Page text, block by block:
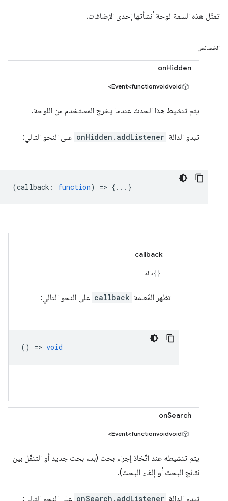
تمثّل هذه السمة لوحة أنشأتها إحدى الإضافات.
الخصائص
onHidden
Event<functionvoidvoid>
يتم تنشيط هذا الحدث عندما يخرج المستخدم من اللوحة.
تبدو الدالة onHidden.addListener على النحو التالي:
(callback : function) => {...}
callback
دالة
تظهر المَعلمة callback على النحو التالي:
() => void
onSearch
Event<functionvoidvoid>
يتم تنشيطه عند اتّخاذ إجراء بحث (بدء بحث جديد أو التنقّل بين
نتائج البحث أو إلغاء البحث).
تبدو الدالة onSearch.addListener على النحو التالي: